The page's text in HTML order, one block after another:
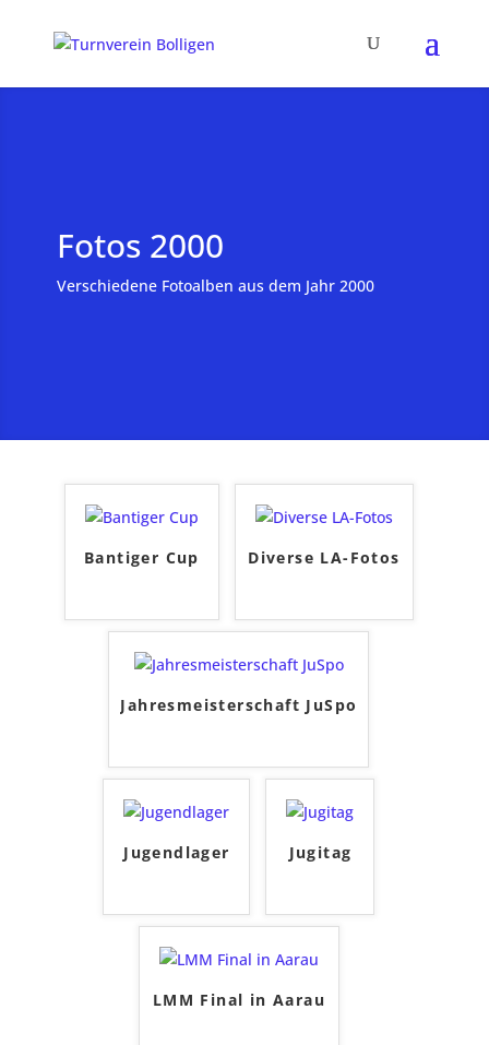
Fotos 2000
Verschiedene Fotoalben aus dem Jahr 2000
Bantiger Cup Diverse LA-Fotos
Jahresmeisterschaft JuSpo
Jugendlager Jugitag
LMM Final in Aarau